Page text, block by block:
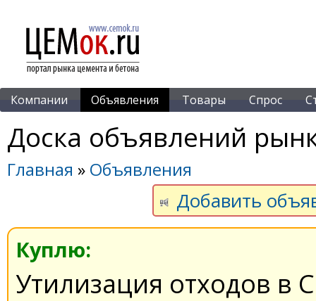
Компании Объявления Товары Спрос
Доска объявлений
Главная » Объявления
Добавить
Куплю:
Утилизация отходов в